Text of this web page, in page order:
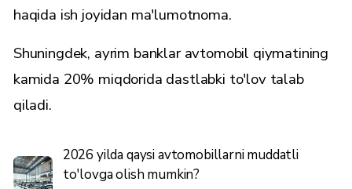
haqida ish joyidan ma'lumotnoma.
Shuningdek, ayrim banklar avtomobil qiymatining
kamida 20% miqdorida dastlabki to'lov talab
qiladi.
2026 yilda qaysi avtomobillarni muddatli
to'lovga olish mumkin?